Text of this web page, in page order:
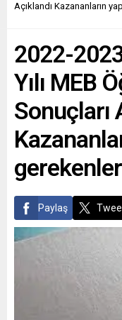
Açıklandı Kazananların
2022-
Yılı MEB
Sonuçları
Paylaş